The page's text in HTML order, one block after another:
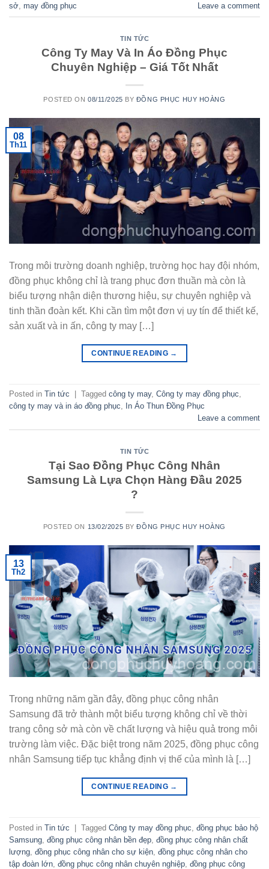
sở may đồng phục Leave a comment
TIN TỨC
Công Ty May Và In Áo Đồng Phục
Chuyên Nghiệp – Giá Tốt Nhất
POSTED ON08/11/2025 BY ĐỒNG PHỤC HUY HOÀNG
08
Th11
Trong môi trường doanh nghiệp, trường học hay đội nhóm,
đồng phục không chỉ là trang phục đơn thuần mà còn là
biểu tượng nhận diện thương hiệu, sự chuyên nghiệp và
tinh thần đoàn kết. Khi cần tìm một đơn vị uy tín để thiết kế,
sản xuất và in ấn, công ty may […]
CONTINUE READING →
Posted in Tin tức Tagged công ty may, Công ty may đồng phục,
công ty may và in áo đồng phục, In Áo Thun Đồng Phục
Leave a comment
TIN TỨC
Tại Sao Đồng Phục Công Nhân
Samsung Là Lựa Chọn Hàng Đầu 2025
?
POSTED ON 13/02/2025 BYĐỒNG PHỤC HUY HOÀNG
13
Th2
Trong những năm gần đây, đồng phục công nhân
Samsung đã trở thành một biểu tượng không chỉ về thời
trang công sở mà còn về chất lượng và hiệu quả trong môi
trường làm việc. Đặc biệt trong năm 2025, đồng phục công
nhân Samsung tiếp tục khẳng định vị thế của mình là […]
CONTINUE READING →
Posted in Tin tức | Tagged Công ty may đồng phục đồng phục bảo hộ
Samsung đồng phục công nhân bền đẹp đồng phục công nhân chất
lượng đồng phục công nhân cho sự kiện đồng phục công nhân cho
tập đoàn lớn đồng phục công nhân chuyên nghiệp đồng phục công